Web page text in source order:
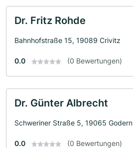
Dr. Fritz Rohde
Bahnhofstraße 15, 19089 Crivitz
0.0 (0 Bewertungen)
Dr. Günter Albrecht
Schweriner Straße 5, 19065 Godern
0.0 (0 Bewertungen)